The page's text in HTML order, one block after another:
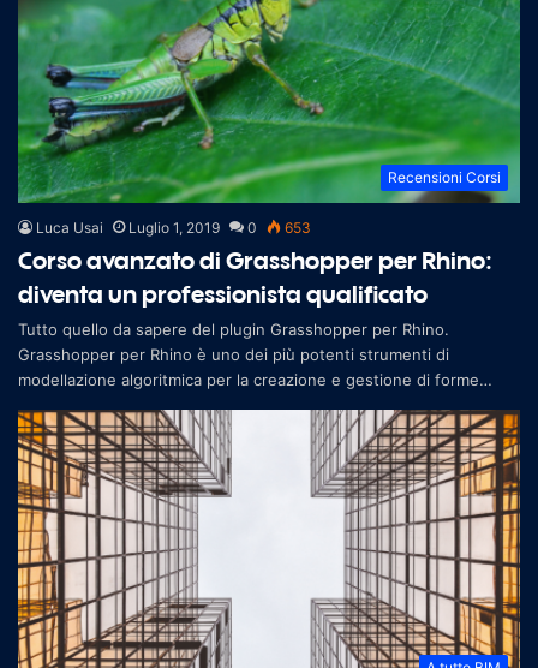
Recensioni Corsi
Luca Usai Luglio 1, 2019 0 653
Corso avanzato di Grasshopper per Rhino:
diventa un professionista qualificato
Tutto quello da sapere del plugin Grasshopper per Rhino.
Grasshopper per Rhino è uno dei più potenti strumenti di
modellazione algoritmica per la creazione e gestione di forme